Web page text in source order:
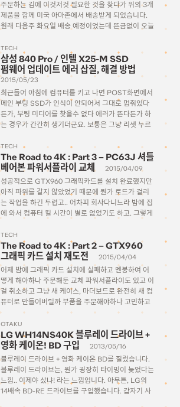
주문하는 김에 이것저것 필요한 것을 찾다가 위의 3개
제품을 함께 미국 아마존에서 배송받게 되었습니다.
원래 다음주 화요일 배송 예정이었는데 뜬금없이 오늘
이트상에서는 미국내 배송인 것으로 표시된 상태서
[…]
TECH
삼성 840 Pro / 인텔 X25-M SSD
펌웨어 업데이트 에러 삽질, 해결 방법
2015/05/23
최근들어 아침에 컴퓨터를 키고 나면 POST화면에서
메인 부팅 SSD가 인식이 안되어서 그대로 멈춰있다
든가, 부팅 미디어를 찾을수 없다 에러가 뜬다든가 하
는 경우가 간간히 생기더군요. 보통은 그냥 리셋 누르
예 부팅이 안 되길래 뚜껑을 열어서 […]
TECH
The Road to 4K : Part 3 – PC63J 셔틀
베어본 파워서플라이 교체
2015/04/09
성공적으로 GTX960 그래픽카드를 설치 완료했지만
아직 파워를 갈지 않았었기 때문에 뭔가 로드가 걸리
는 작업을 하긴 두렵고.. 어차피 회사다니느라 밤에 집
에 와서 컴퓨터 킬 시간이 별로 없었기도 하고. 그렇게
어 지난주에 주문 넣었던 파워서플라이가 택배로 […]
TECH
The Road to 4K : Part 2 – GTX960
그래픽 카드 설치 재도전
2015/04/04
어제 밤에 그래픽 카드 설치에 실패하고 멘붕하여 어
떻게 해야하나 주문해둔 교체 파워서플라이도 있고 이
걸 취소하고 그냥 새 케이스, 마더보드로 완전히 새 컴
퓨터로 만들어버릴까 부품을 주문해야하나 고민하고
견적을 짜보다가 새벽 4시까지 안절부절 하다가 잠들
었습니다. 아침에 일어나서도 열심히 고민하고 견적을
짜보다가, 아무래도 […]
OTAKU
LG WH14NS40K 블루레이 드라이브 +
영화 케이온! BD 구입
2013/05/16
블루레이 드라이브 + 영화 케이온 BD를 질렀습니다.
블루레이 드라이브는, 뭔가 굉장히 타이밍이 늦었다는
느낌.. 이제야 샀냐! 라는 느낌입니다. 아무튼, LG의
14배속 BD-RE 드라이브를 구입했습니다. 갑자기 사